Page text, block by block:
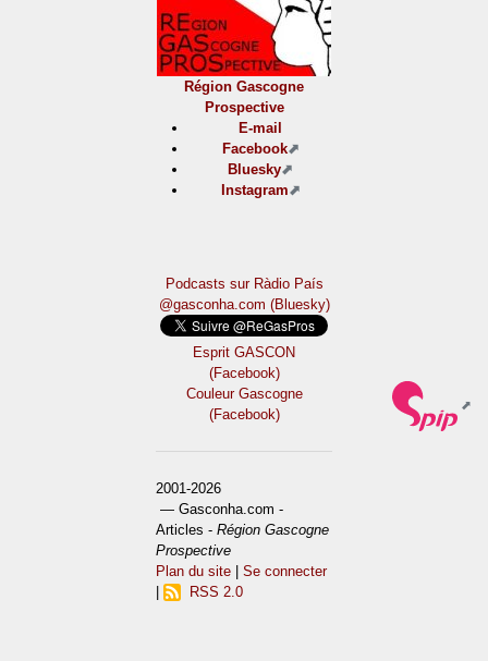
Région Gascogne
Prospective
E-mail
Facebook
Bluesky
Instagram
Podcasts sur Ràdio País
@gasconha.com (Bluesky)
Esprit GASCON
(Facebook)
Couleur Gascogne
(Facebook)
2001-2026
— Gasconha.com -
Articles -Région Gascogne
Prospective
Plan du site |Se connecter
RSS 2.0